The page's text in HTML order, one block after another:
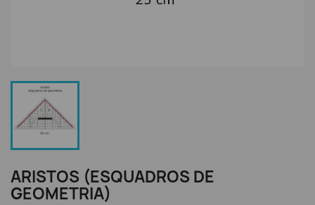
ARISTOS (ESQUADROS DE
GEOMETRIA)